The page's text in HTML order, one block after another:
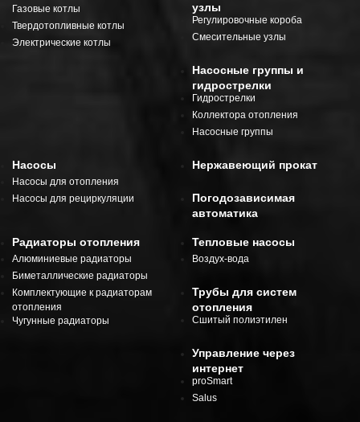
Газовые котлы
Твердотопливные котлы
Электрические котлы
узлы
Регулировочные короба
Смесительные узлы
Насосные группы и
гидрострелки
Гидрострелки
Коллектора отопления
Насосные группы
Насосы
Насосы для отопления
Насосы для рециркуляции
Нержавеющий прокат
Погодозависимая
автоматика
Радиаторы отопления
Алюминиевые радиаторы
Биметаллические радиаторы
Комплектующие к радиаторам
отопления
Чугунные радиаторы
Тепловые насосы
Воздух-вода
Трубы для систем
отопления
Сшитый полиэтилен
Управление через
интернет
proSmart
Salus